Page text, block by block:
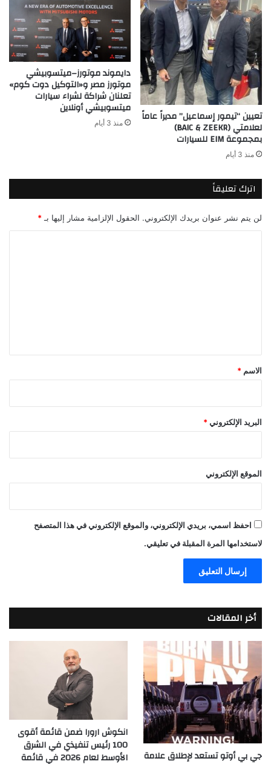
تعيين “تيمور إسماعيل” مديراً عاماً
لعلامتي (BAIC & ZEEKR)
بمجموعة EIM للسيارات
منذ 3 أيام
دايموند موتورز–ميتسوبيشي
موتورز مصر و«التوكيل دوت كوم»
تعلنان شراكة لشراء سيارات
ميتسوبيشي أونلاين
منذ 3 أيام
اترك تعليقاً
لن يتم نشر عنوان بريدك الإلكتروني. الحقول الإلزامية مشار إليها بـ *
*
الاسم *
البريد الإلكتروني *
الموقع الإلكتروني
احفظ اسمي، بريدي الإلكتروني، والموقع الإلكتروني في هذا المتصفح
لاستخدامها المرة المقبلة في تعليقي.
أخر المقالات
جي بي أوتو تستعد لإطلاق علامة
انكوش ارورا ضمن قائمة أقوى
100 رئيس تنفيذي في الشرق
الأوسط لعام 2026 في قائمة